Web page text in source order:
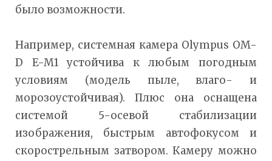
было возможности.
Например, системная камера Olympus OM-
D E-M1 устойчива к любым погодным
условиям (модель пыле, влаго- и
морозоустойчивая). Плюс она оснащена
системой 5-осевой стабилизации
изображения, быстрым автофокусом и
скорострельным затвором. Камеру можно